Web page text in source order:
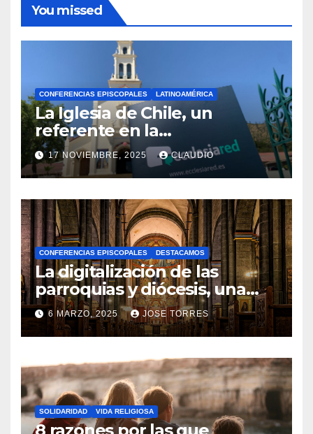
You missed
CONFERENCIAS EPISCOPALES LATINOAMÉRICA
La Iglesia de Chile, un
referente en la
transformación digital
gracias a Ecclesiared
17 NOVIEMBRE, 2025 CLAUDIO
H
A
Y
C
O
M
N
T
A
R
CONFERENCIAS EPISCOPALES DESTACAMOS
La digitalización de las
parroquias y diócesis, una
realidad ya para el futuro de
la Iglesia
6 MARZO, 2025 JOSE TORRES
N
H
A
Y
SOLIDARIDAD VIDA RELIGIOSA